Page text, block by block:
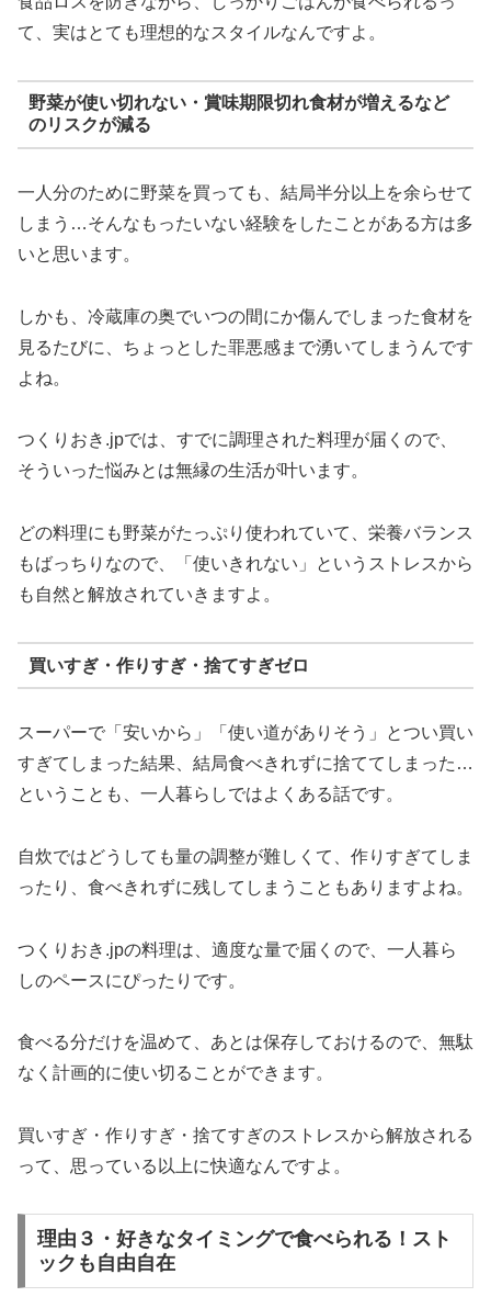
て、実はとても理想的なスタイルなんですよ。
野菜が使い切れない・賞味期限切れ食材が増えるなど
のリスクが減る
一人分のために野菜を買っても、結局半分以上を余らせて
しまう…そんなもったいない経験をしたことがある方は多
いと思います。
しかも、冷蔵庫の奥でいつの間にか傷んでしまった食材を
見るたびに、ちょっとした罪悪感まで湧いてしまうんです
よね。
つくりおき.jpでは、すでに調理された料理が届くので、
そういった悩みとは無縁の生活が叶います。
どの料理にも野菜がたっぷり使われていて、栄養バランス
もばっちりなので、「使いきれない」というストレスから
も自然と解放されていきますよ。
買いすぎ・作りすぎ・捨てすぎゼロ
スーパーで「安いから」「使い道がありそう」とつい買い
すぎてしまった結果、結局食べきれずに捨ててしまった…
ということも、一人暮らしではよくある話です。
自炊ではどうしても量の調整が難しくて、作りすぎてしま
ったり、食べきれずに残してしまうこともありますよね。
つくりおき.jpの料理は、適度な量で届くので、一人暮ら
しのペースにぴったりです。
食べる分だけを温めて、あとは保存しておけるので、無駄
なく計画的に使い切ることができます。
買いすぎ・作りすぎ・捨てすぎのストレスから解放される
って、思っている以上に快適なんですよ。
理由３・好きなタイミングで食べられる！スト
ックも自由自在